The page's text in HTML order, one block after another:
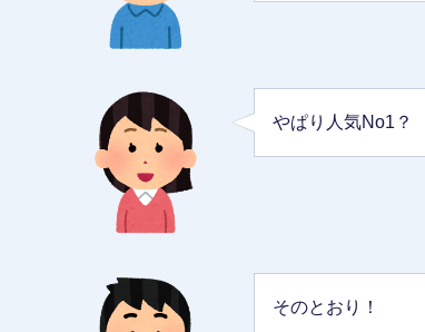
やぱり人気No1？
そのとおり！